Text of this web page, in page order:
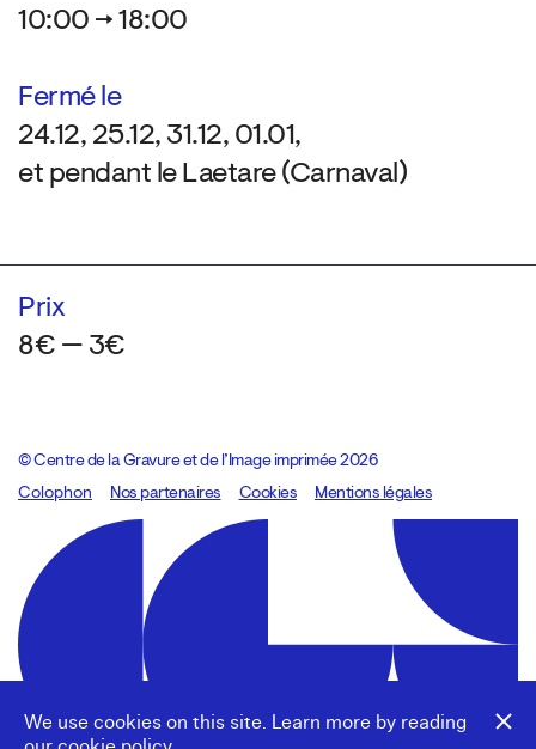
We use cookies on this site. Learn more by reading
10:00 → 18:00
Fermé le
24.12, 25.12, 31.12, 01.01,
et pendant le Laetare (Carnaval)
Prix
8€ — 3€
© Centre de la Gravure et de l’Image imprimée 2026
Colophon
Design:Marcel Kaczmarek, code:8080.studio
Nos partenaires Cookies Mentions légales